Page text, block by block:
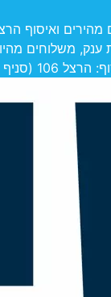
106 תל אביב זמינים
ענק, משלוחים
104, דיזנגוף 109